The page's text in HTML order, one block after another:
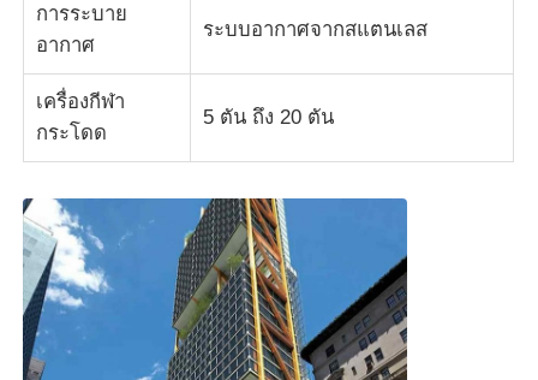
การระบาย
อากาศ
ระบบอากาศจากสแตนเลส
เครื่องกีฬา
กระโดด
5 ตัน ถึง 20 ตัน